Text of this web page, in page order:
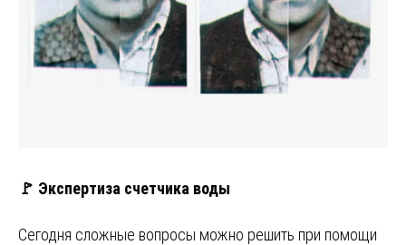
🚩 Экспертиза счетчика воды
Сегодня сложные вопросы можно решить при помощи